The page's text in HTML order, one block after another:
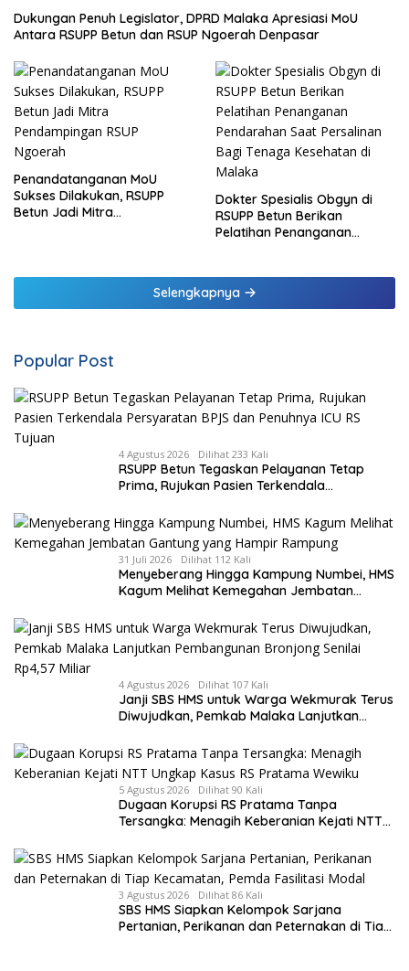
Dukungan Penuh Legislator, DPRD Malaka Apresiasi MoU
Antara RSUPP Betun dan RSUP Ngoerah Denpasar
Penandatanganan MoU
Sukses Dilakukan, RSUPP
Betun Jadi Mitra
Dokter Spesialis Obgyn di
RSUPP Betun Berikan
Pelatihan Penanganan
Malaka
Selengkapnya
Popular Post
4 Agustus 2026 Dilihat 233 Kali
RSUPP Betun Tegaskan Pelayanan Tetap
Prima, Rujukan Pasien Terkendala
Tujuan
31 Juli 2026 Dilihat 112 Kali
Menyeberang Hingga Kampung Numbei, HMS
Kagum Melihat Kemegahan Jembatan
4 Agustus 2026 Dilihat 107 Kali
Janji SBS HMS untuk Warga Wekmurak Terus
Diwujudkan, Pemkab Malaka Lanjutkan
5 Agustus 2026 Dilihat 90 Kali
Dugaan Korupsi RS Pratama Tanpa
Tersangka: Menagih Keberanian Kejati NTT
3 Agustus 2026 Dilihat 86 Kali
SBS HMS Siapkan Kelompok Sarjana
Pertanian, Perikanan dan Peternakan di Tiap